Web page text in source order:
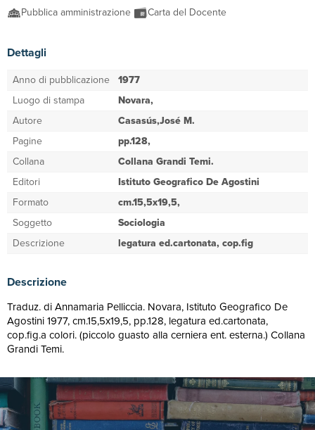
Pubblica amministrazione
Carta del Docente
Dettagli
Anno di pubblicazione 1977
Luogo di stampa
Novara,
Autore
Casasús,José M.
Pagine
pp.128,
Collana
Collana Grandi Temi.
Editori
Istituto Geografico De Agostini
Formato
cm.15,5x19,5,
Soggetto
Sociologia
Descrizione
legatura ed.cartonata, cop.fig
Descrizione
Traduz. di Annamaria Pelliccia. Novara, Istituto Geografico De
Agostini 1977, cm.15,5x19,5, pp.128, legatura ed.cartonata,
cop.fig.a colori. (piccolo guasto alla cerniera ent. esterna.) Collana
Grandi Temi.